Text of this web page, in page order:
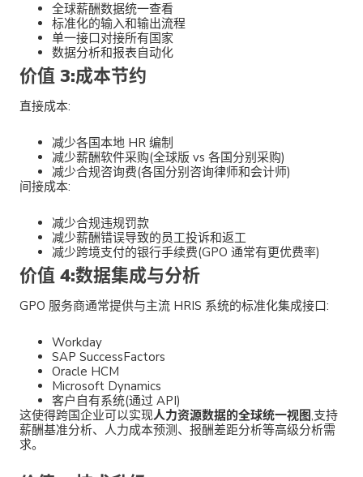
全球薪酬数据统一查看
标准化的输入和输出流程
单一接口对接所有国家
数据分析和报表自动化
价值 3:成本节约
直接成本:
减少各国本地 HR 编制
减少薪酬软件采购(全球版 vs 各国分别采购)
减少合规咨询费(各国分别咨询律师和会计师)
间接成本:
减少合规违规罚款
减少薪酬错误导致的员工投诉和返工
减少跨境支付的银行手续费(GPO 通常有更优费率)
价值 4:数据集成与分析
GPO 服务商通常提供与主流 HRIS 系统的标准化集成接口:
Workday
SAP SuccessFactors
Oracle HCM
Microsoft Dynamics
客户自有系统(通过 API)
这使得跨国企业可以实现人力资源数据的全球统一视图,支持
薪酬基准分析、人力成本预测、报酬差距分析等高级分析需
求。